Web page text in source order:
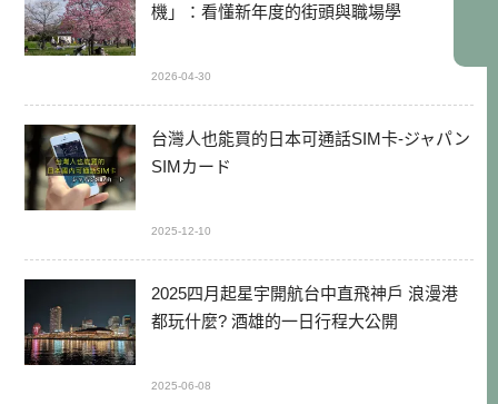
機」：看懂新年度的街頭與職場學
2026-04-30
台灣人也能買的日本可通話SIM卡-ジャパン
SIMカード
2025-12-10
2025四月起星宇開航台中直飛神戶 浪漫港
都玩什麼? 酒雄的一日行程大公開
2025-06-08